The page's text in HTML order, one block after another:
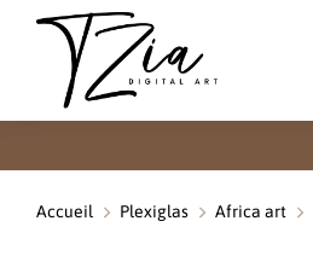
Vous êtes ici :
Accueil Plexiglas Africa art